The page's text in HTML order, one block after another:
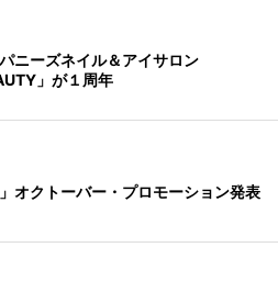
ニーズネイル＆アイサロン
」が１周年
」オクトーバー・プロモーション発表